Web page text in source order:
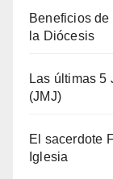
Beneficios
la Diócesis
Las últimas 5
(JMJ)
El sacerdote
Iglesia